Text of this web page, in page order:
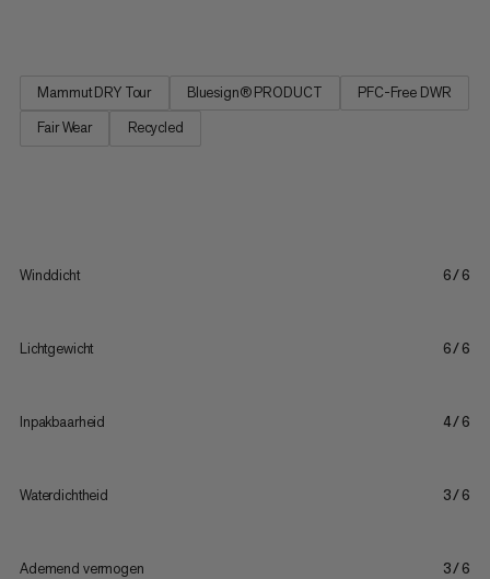
Mammut DRY Tour Bluesign® PRODUCT
PFC-Free DWR
Fair Wear
Recycled
Winddicht 6/6
Lichtgewicht 6/6
Inpakbaarheid 4/6
Waterdichtheid 3/6
Ademend vermogen 3/6